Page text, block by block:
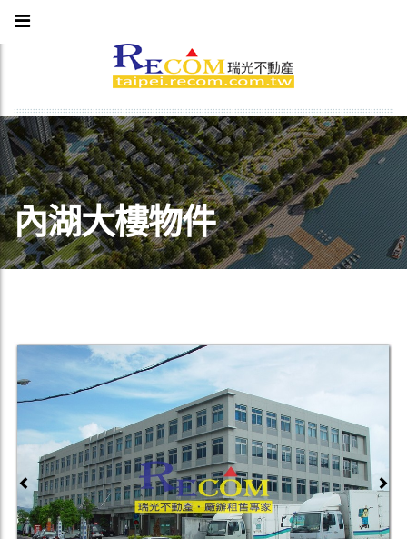
內湖大樓物件
Previous Next